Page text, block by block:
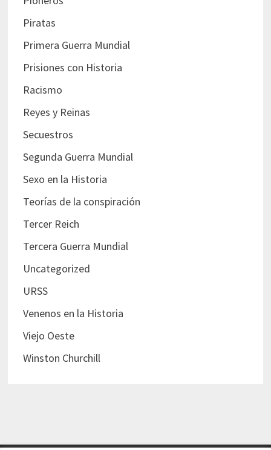
Piratas
Primera Guerra Mundial
Prisiones con Historia
Racismo
Reyes y Reinas
Secuestros
Segunda Guerra Mundial
Sexo en la Historia
Teorías de la conspiración
Tercer Reich
Tercera Guerra Mundial
Uncategorized
URSS
Venenos en la Historia
Viejo Oeste
Winston Churchill